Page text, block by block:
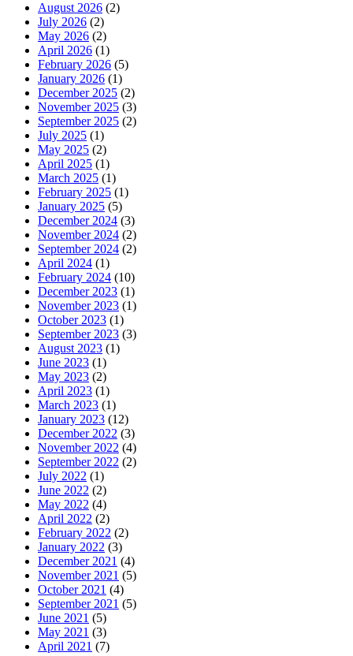
August 2026 (2)
July 2026 (2)
May 2026 (2)
April 2026 (1)
February 2026 (5)
January 2026 (1)
December 2025 (2)
November 2025 (3)
September 2025 (2)
July 2025 (1)
May 2025 (2)
April 2025 (1)
March 2025 (1)
February 2025 (1)
January 2025 (5)
December 2024 (3)
November 2024 (2)
September 2024 (2)
April 2024 (1)
February 2024 (10)
December 2023 (1)
November 2023 (1)
October 2023 (1)
September 2023 (3)
August 2023 (1)
June 2023 (1)
May 2023 (2)
April 2023 (1)
March 2023 (1)
January 2023 (12)
December 2022 (3)
November 2022 (4)
September 2022 (2)
July 2022 (1)
June 2022 (2)
May 2022 (4)
April 2022 (2)
February 2022 (2)
January 2022 (3)
December 2021 (4)
November 2021 (5)
October 2021 (4)
September 2021 (5)
June 2021 (5)
May 2021 (3)
April 2021 (7)